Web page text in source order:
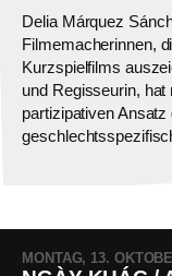
Delia Márquez
Filmemacherinnen,
Kurzspielfilms
und Regisseurin,
partizipativen
MONTAG, 13.